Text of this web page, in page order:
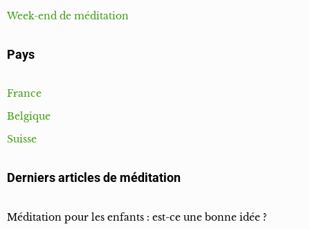
Week-end de méditation
Pays
France
Belgique
Suisse
Derniers articles de méditation
Méditation pour les enfants : est-ce une bonne idée ?